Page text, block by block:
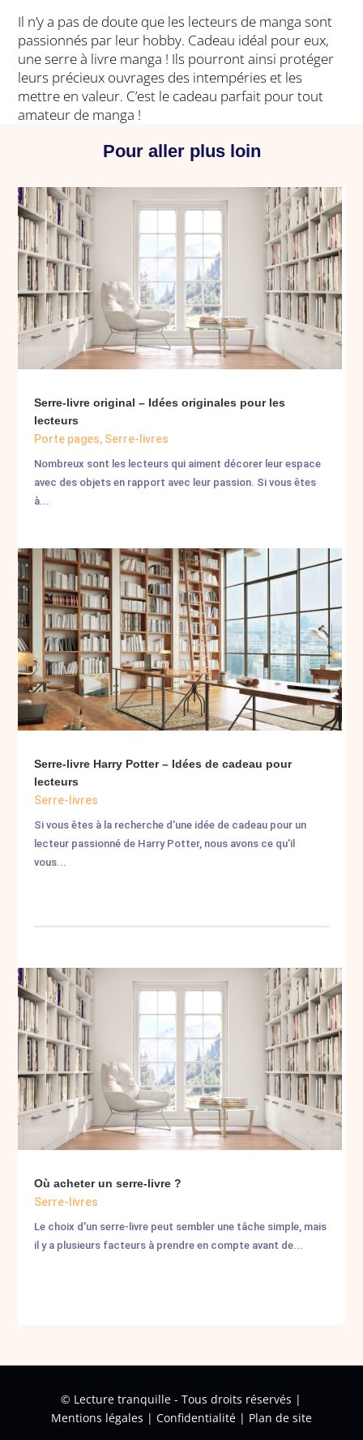
Il n’y a pas de doute que les lecteurs de manga sont
passionnés par leur hobby. Cadeau idéal pour eux,
une serre à livre manga ! Ils pourront ainsi protéger
leurs précieux ouvrages des intempéries et les
mettre en valeur. C’est le cadeau parfait pour tout
amateur de manga !
Pour aller plus loin
Serre-livre original – Idées originales pour les
lecteurs
Porte pages, Serre-livres
Nombreux sont les lecteurs qui aiment décorer leur espace
avec des objets en rapport avec leur passion. Si vous êtes
à...
Serre-livre Harry Potter – Idées de cadeau pour
lecteurs
Serre-livres
Si vous êtes à la recherche d'une idée de cadeau pour un
lecteur passionné de Harry Potter, nous avons ce qu'il
vous...
Où acheter un serre-livre ?
Serre-livres
Le choix d'un serre-livre peut sembler une tâche simple, mais
il y a plusieurs facteurs à prendre en compte avant de...
© Lecture tranquille - Tous droits réservés |
Mentions légales | Confidentialité| Plan de site